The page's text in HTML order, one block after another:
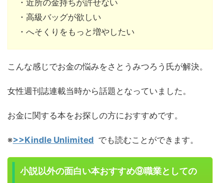
・近所の金持ちが許せない
・高級バッグが欲しい
・へそくりをもっと増やしたい
こんな感じでお金の悩みをさとうみつろう氏が解決。
女性週刊誌連載当時から話題となっていました。
お金に関する本をお探しの方におすすめです。
※>>Kindle Unlimited でも読むことができます。
小説以外の面白い本おすすめ⑨職業としての